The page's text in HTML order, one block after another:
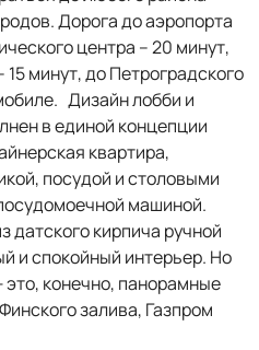
Дорога до аэропорта
центра – 20 минут,
минут, до Петроградского
Дизайн лобби и
в единой концепции
квартира,
посудой и столовыми
машиной.
датского кирпича ручной
и спокойный интерьер. Но
конечно, панорамные
залива, Газпром